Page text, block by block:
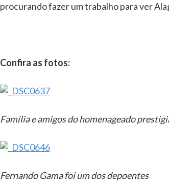
procurando fazer um trabalho para ver
Confira as fotos:
Família e amigos do homenageado
Fernando Gama foi um dos depoentes